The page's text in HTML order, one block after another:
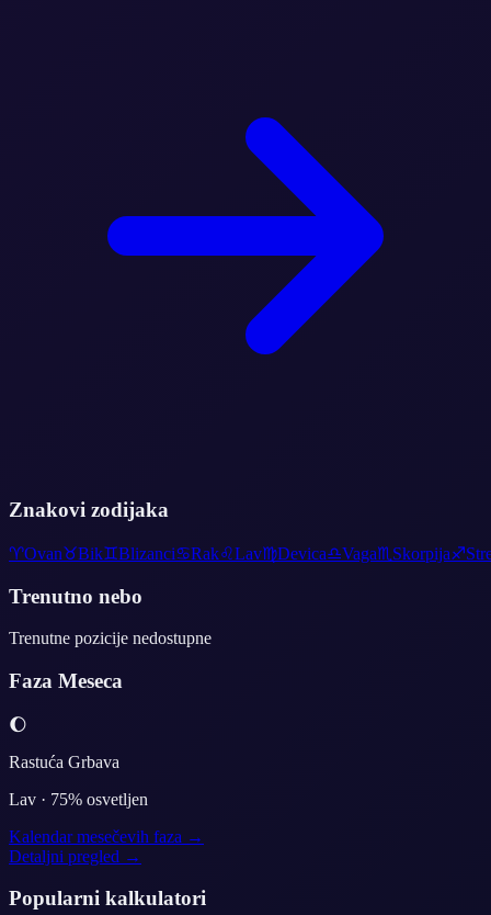
Znakovi zodijaka
♈Ovan♉Bik♊Blizanci♋Rak♌Lav♍Devica♎Vaga♏ Skorpija♐
Trenutno nebo
Trenutne pozicije nedostupne
Faza Meseca
🌔
Rastuća Grbava
Lav · 75% osvetljen
Kalendar mesečevih faza →
Detaljni pregled →
Popularni kalkulatori